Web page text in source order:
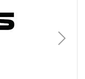
Lecteur